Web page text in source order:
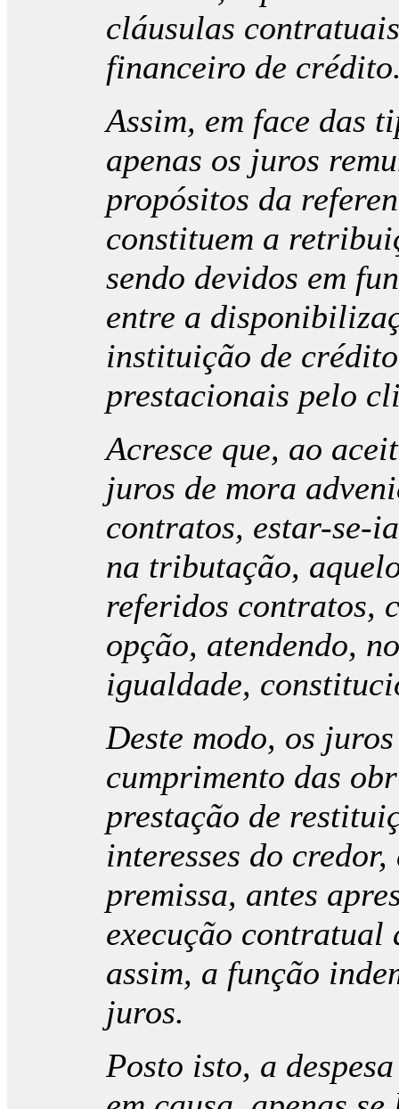
cláusulas
financeiro de
Assim, em face das
apenas os juros
propósitos da
constituem a
sendo devidos em
entre a
instituição de
prestacionais pelo
Acresce que, ao
juros de mora
contratos, estar-se-
na tributação,
referidos contratos,
opção, atendendo,
igualdade,
Deste modo, os
cumprimento das
prestação de
interesses do
premissa, antes
execução contratual
assim, a função
juros.
Posto isto, a